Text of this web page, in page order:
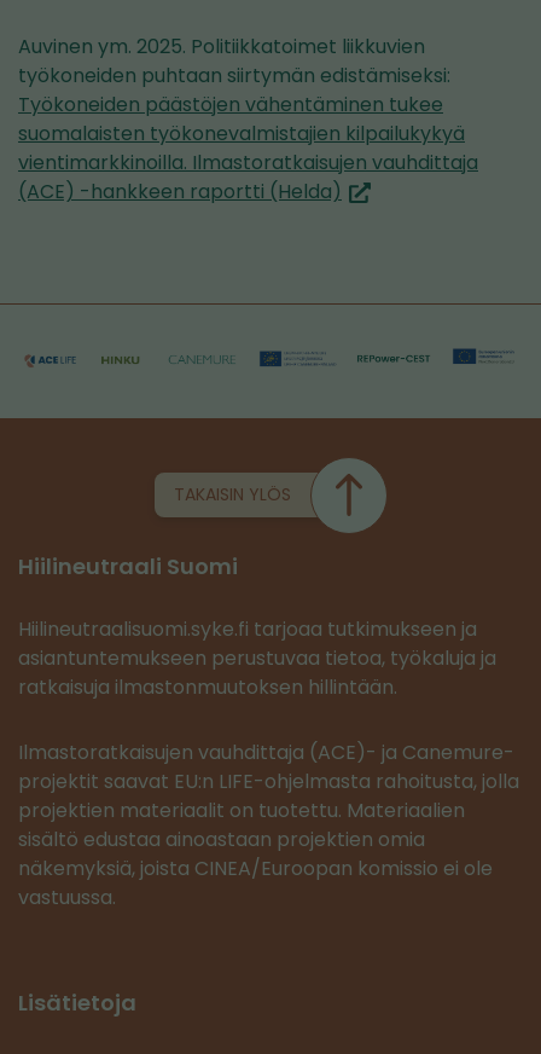
Auvinen ym. 2025. Politiikkatoimet liikkuvien
työkoneiden puhtaan siirtymän edistämiseksi:
Työkoneiden päästöjen vähentäminen tukee
suomalaisten työkonevalmistajien kilpailukykyä
vientimarkkinoilla. Ilmastoratkaisujen vauhdittaja
(ACE) -hankkeen raportti (Helda) (siirryt
TAKAISIN YLÖS
Hiilineutraali Suomi
Hiilineutraalisuomi.syke.fi tarjoaa tutkimukseen ja
asiantuntemukseen perustuvaa tietoa, työkaluja ja
ratkaisuja ilmastonmuutoksen hillintään.
Ilmastoratkaisujen vauhdittaja (ACE)- ja Canemure-
projektit saavat EU:n LIFE-ohjelmasta rahoitusta, jolla
projektien materiaalit on tuotettu. Materiaalien
sisältö edustaa ainoastaan projektien omia
näkemyksiä, joista CINEA/Euroopan komissio ei ole
vastuussa.
Lisätietoja